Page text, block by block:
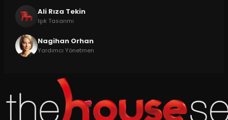
Ali Rıza Tekin
Işık Tasarımı
Nagihan Orhan
Yardımcı Yönetmen